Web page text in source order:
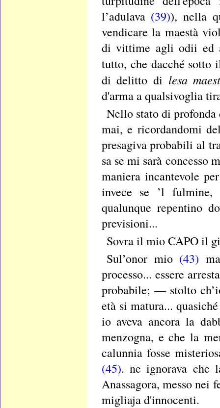
l’adulava (39)), nella
vendicare la maestà
di vittime agli odii ed
tutto, che dacché
di delitto di lesa
d'arma a qualsivoglia
Nello stato di
mai, e ricordandomi
presagiva probabili al
sa se mi sarà
maniera incantevole
invece se ’l
qualunque repentino
previsioni...
Sovra il mio CAPO il
Sul’onor mio (43)
processo... essere
probabile; — stolto
età si matura...
io aveva ancora la
menzogna, e che la
calunnia fosse
(45). ne ignorava che
Anassagora, messo
migliaja d'innocenti.